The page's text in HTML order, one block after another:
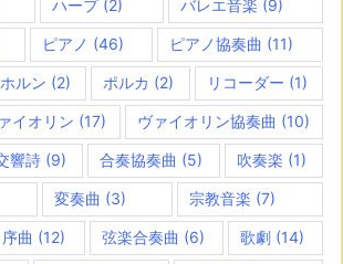
ハープ(2) バレエ音楽 (9)
ピアノ (46) ピアノ協奏曲 (11)
ホルン (2) ポルカ (2) リコーダー (1)
イオリン (17) ヴァイオリン協奏曲 (10)
響詩(9) 合奏協奏曲 (5) 吹奏楽 (1)
変奏曲 (3) 宗教音楽 (7)
序曲 (12) 弦楽合奏曲 (6) 歌劇(14)